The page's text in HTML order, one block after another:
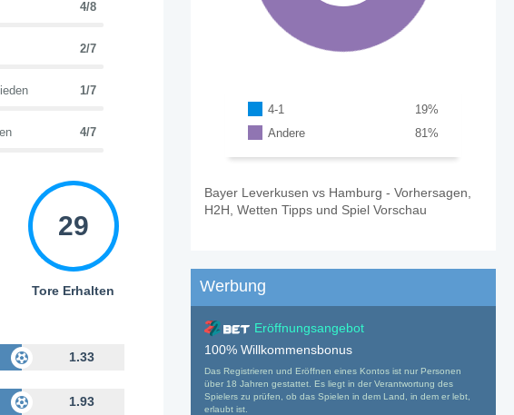
4/8
2/7
1/7
4/7
29
Tore Erhalten
1.33
1.93
4-1 %
19
Andere
%
81
Bayer Leverkusen vs Hamburg - Vorhersagen,
H2H, Wetten Tipps und Spiel Vorschau
Werbung
Eröffnungsangebot
100% Willkommensbonus
Das Registrieren und Eröffnen eines Kontos ist nur Personen
über 18 Jahren gestattet. Es liegt in der Verantwortung des
Spielers zu prüfen, ob das Spielen in dem Land, in dem er lebt,
erlaubt ist.